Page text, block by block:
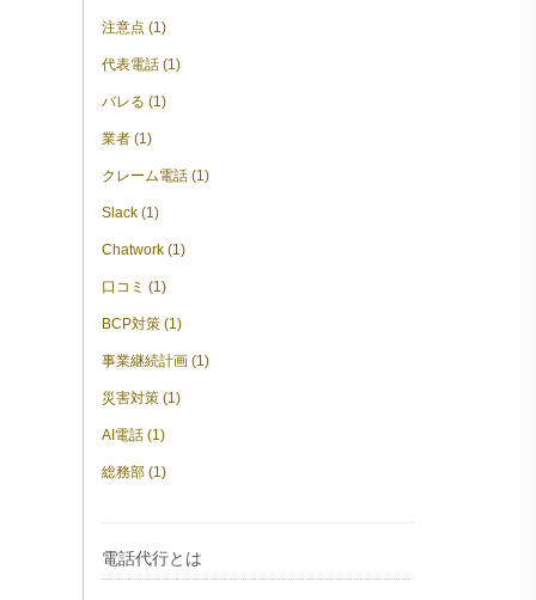
注意点 (1)
代表電話 (1)
バレる (1)
業者 (1)
クレーム電話 (1)
Slack (1)
Chatwork (1)
口コミ (1)
BCP対策 (1)
事業継続計画 (1)
災害対策 (1)
AI電話 (1)
総務部 (1)
電話代行とは